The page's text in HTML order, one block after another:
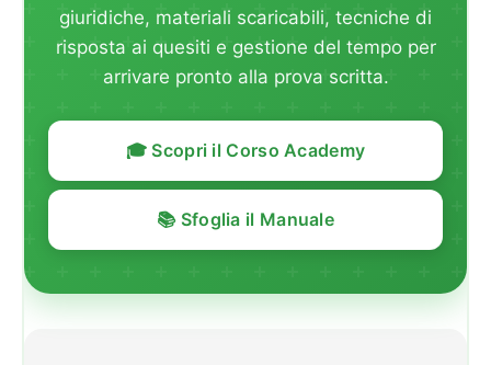
giuridiche, materiali scaricabili, tecniche di
risposta ai quesiti e gestione del tempo per
arrivare pronto alla prova scritta.
🎓 Scopri il Corso Academy
📚 Sfoglia il Manuale